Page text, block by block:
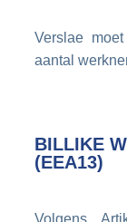
Verslae
aantal
BILLIKE
(EEA13)